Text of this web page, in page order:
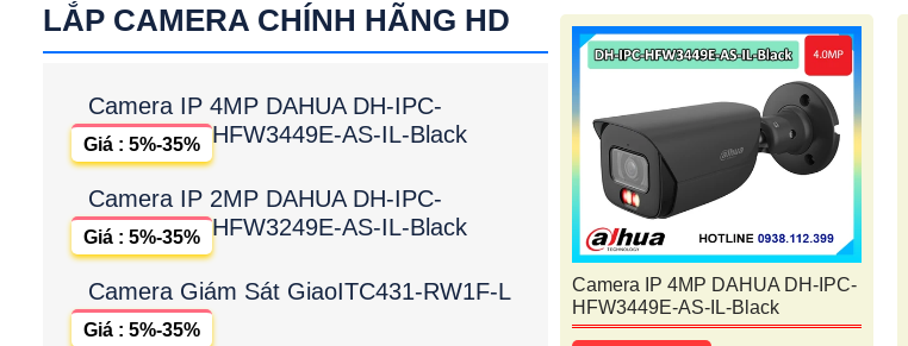
LẮP CAMERA CHÍNH HÃNG HD
Camera IP 4MP DAHUA DH-IPC-
HFW3449E-AS-IL-Black
Giá : 5%-35%
Camera IP 2MP DAHUA DH-IPC-
HFW3249E-AS-IL-Black
Giá : 5%-35%
Camera Giám Sát GiaoITC431-RW1F-L
Giá : 5%-35%
Camera IP 4MP DAHUA DH-IPC-
HFW3449E-AS-IL-Black